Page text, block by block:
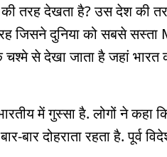
तरह देखता है? उस देश की
जिसने दुनिया को सबसे
से देखा जाता है जहां
में गुस्सा है. लोगों ने कहा
बार दोहराता रहता है.